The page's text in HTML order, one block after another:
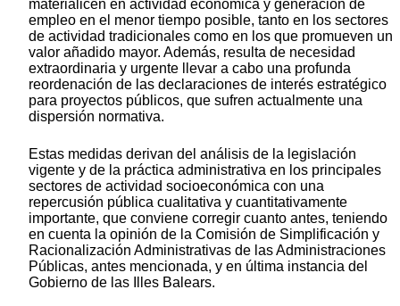
materialicen en actividad económica y generación de
empleo en el menor tiempo posible, tanto en los sectores
de actividad tradicionales como en los que promueven un
valor añadido mayor. Además, resulta de necesidad
extraordinaria y urgente llevar a cabo una profunda
reordenación de las declaraciones de interés estratégico
para proyectos públicos, que sufren actualmente una
dispersión normativa.
Estas medidas derivan del análisis de la legislación
vigente y de la práctica administrativa en los principales
sectores de actividad socioeconómica con una
repercusión pública cualitativa y cuantitativamente
importante, que conviene corregir cuanto antes, teniendo
en cuenta la opinión de la Comisión de Simplificación y
Racionalización Administrativas de las Administraciones
Públicas, antes mencionada, y en última instancia del
Gobierno de las Illes Balears.